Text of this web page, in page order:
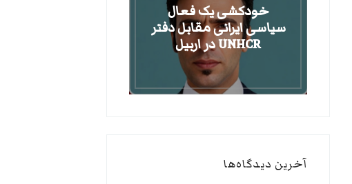
خودکشی یک فعال
سیاسی ایرانی مقابل دفتر
UNHCR در اربیل
آخرین دیدگاه‌ها